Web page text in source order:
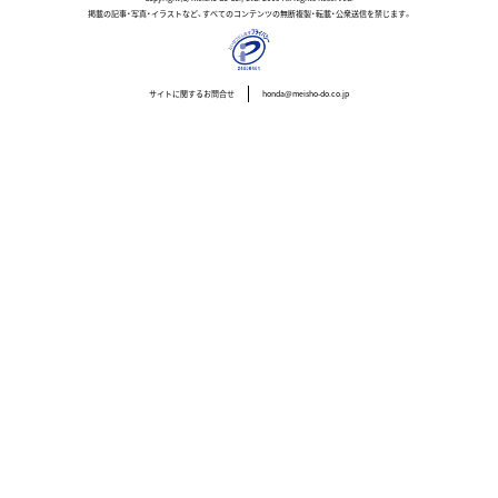
掲載の記事・写真・イラストなど、すべてのコンテンツの無断複製・転載・公衆送信を禁じます。
サイトに関するお問合せ honda@meisho-do.co.jp